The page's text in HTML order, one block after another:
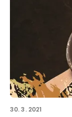
30. 3. 2021